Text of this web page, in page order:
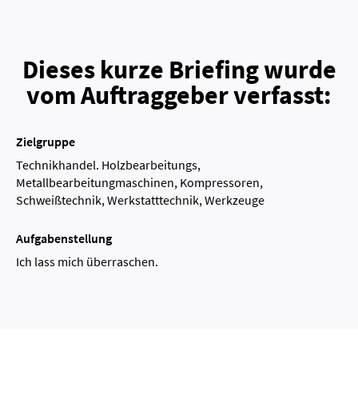
Dieses kurze Briefing wurde
vom Auftraggeber verfasst:
Zielgruppe
Technikhandel. Holzbearbeitungs,
Metallbearbeitungmaschinen, Kompressoren,
Schweißtechnik, Werkstatttechnik, Werkzeuge
Aufgabenstellung
Ich lass mich überraschen.